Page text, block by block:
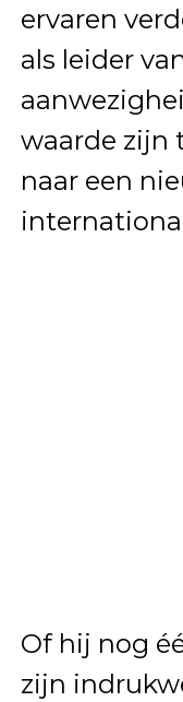
ervaren
als leider
waarde zijn
naar een
Of hij nog
zijn